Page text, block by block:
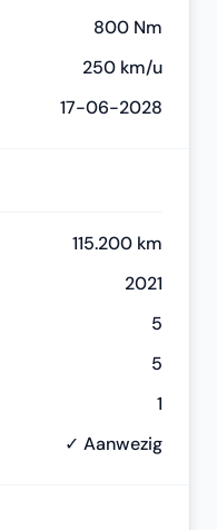
800 Nm
250 km/u
17-06-2028
115.200 km
2021
5
5
1
✓ Aanwezig